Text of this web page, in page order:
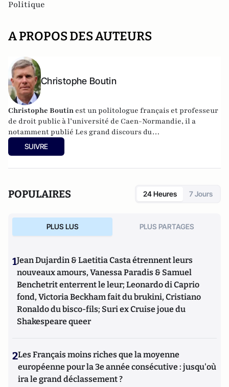
Politique
A PROPOS DES AUTEURS
Christophe Boutin
Christophe Boutin est un politologue français et professeur
de droit public à l’université de Caen-Normandie, il a
notamment publié Les grand discours du
XXe siècle(Flammarion 2009) et co-dirigé
du conservatisme
SUIVRE
POPULAIRES 24 Heures 7 Jours
PLUS LUS PLUS PARTAGES
1Jean Dujardin & Laetitia Casta étrennent leurs
nouveaux amours, Vanessa Paradis & Samuel
Benchetrit enterrent le leur; Leonardo di Caprio
fond, Victoria Beckham fait du brukini, Cristiano
Ronaldo du bisco-fils; Suri ex Cruise joue du
Shakespeare queer
2Les Français moins riches que la moyenne
européenne pour la 3e année consécutive : jusqu'où
ira le grand déclassement ?